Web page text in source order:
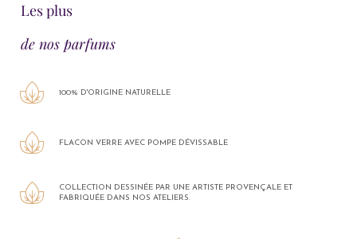
Les plus
de nos parfums
100% D'ORIGINE NATURELLE
FLACON VERRE AVEC POMPE DÉVISSABLE
COLLECTION DESSINÉE PAR UNE ARTISTE PROVENÇALE ET
FABRIQUÉE DANS NOS ATELIERS.